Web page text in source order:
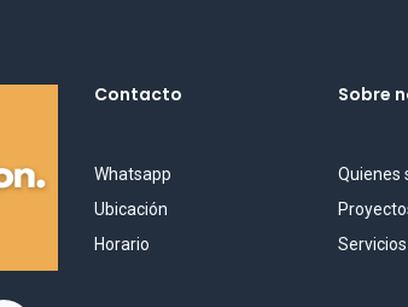
Contacto
Whatsapp
Ubicación
Horario
Sobre
Quienes
Servicios